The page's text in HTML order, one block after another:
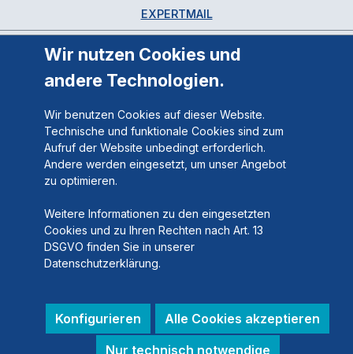
EXPERTMAIL
Wir nutzen Cookies und
andere Technologien.
Wir benutzen Cookies auf dieser Website.
Technische und funktionale Cookies sind zum
Aufruf der Website unbedingt erforderlich.
Andere werden eingesetzt, um unser Angebot
zu optimieren.
Weitere Informationen zu den eingesetzten
Cookies und zu Ihren Rechten nach Art. 13
DSGVO finden Sie in unserer
Datenschutzerklärung.
Konfigurieren
Alle Cookies akzeptieren
Nur technisch notwendige